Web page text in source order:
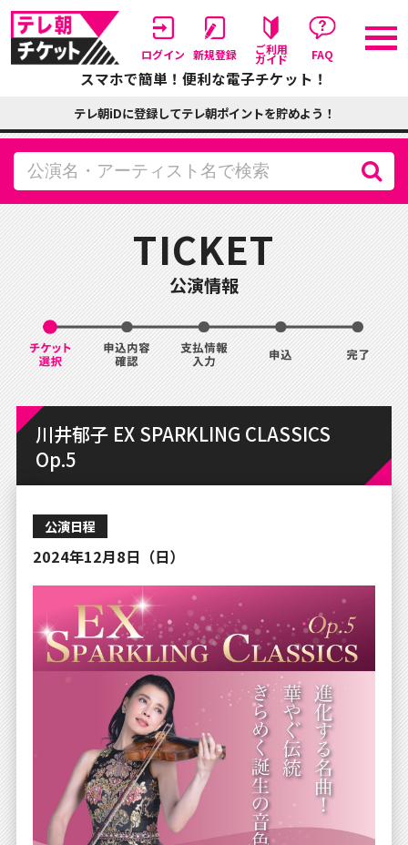
ログイン 新規登録 ご利用
ガイド FAQ
スマホで簡単！便利な電子チケット！
テレ朝iDに登録してテレ朝ポイントを貯めよう！
TICKET
公演情報
川井郁子 EX SPARKLING CLASSICS
Op.5
公演日程
2024年12月8日（日）